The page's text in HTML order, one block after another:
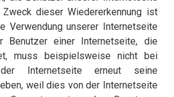
Zweck dieser Wiedererkennung ist
Verwendung unserer Internetseite
Benutzer einer Internetseite, die
muss beispielsweise nicht bei
Internetseite erneut seine
weil dies von der Internetseite